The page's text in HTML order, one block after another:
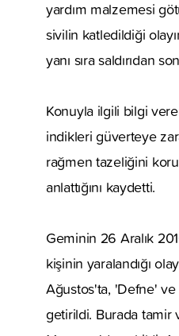
yardım malzemesi
sivilin katledildiği
yanı sıra saldırıdan
Konuyla ilgili bilgi
indikleri güverteye
rağmen tazeliğini
anlattığını kaydetti.
Geminin 26 Aralık
kişinin yaralandığı
Ağustos'ta, 'Defne'
getirildi. Burada tamir